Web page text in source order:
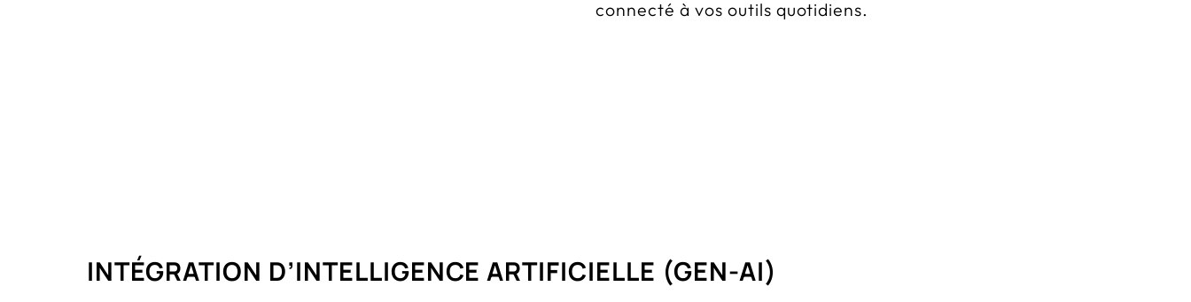
connecté à vos outils quotidiens.
INTÉGRATION D’INTELLIGENCE ARTIFICIELLE (GEN-AI)